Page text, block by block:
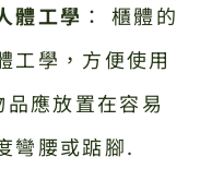
體工學 ： 櫃體的
工學，方便使用
應放置在容易
彎腰或踮腳.